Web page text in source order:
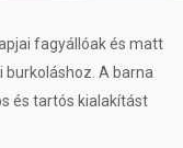
fagyállóak és matt
A barna
és tartós kialakítást